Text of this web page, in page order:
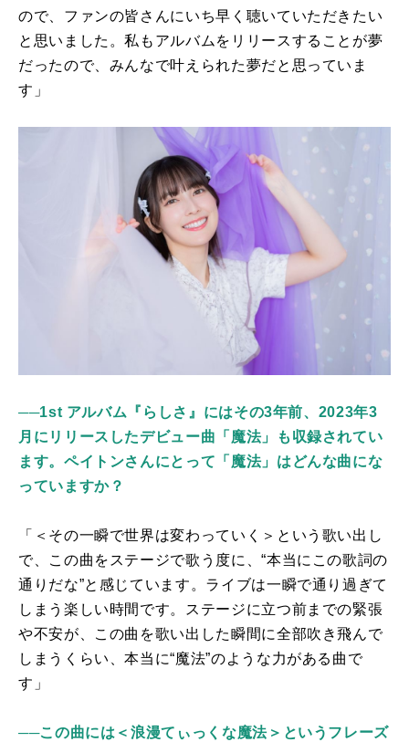
ので、ファンの皆さんにいち早く聴いていただきたい
と思いました。私もアルバムをリリースすることが夢
だったので、みんなで叶えられた夢だと思っていま
す」
──1st アルバム『らしさ』にはその3年前、2023年3
月にリリースしたデビュー曲「魔法」も収録されてい
ます。ペイトンさんにとって「魔法」はどんな曲にな
っていますか？
「＜その一瞬で世界は変わっていく＞という歌い出し
で、この曲をステージで歌う度に、“本当にこの歌詞の
通りだな”と感じています。ライブは一瞬で通り過ぎて
しまう楽しい時間です。ステージに立つ前までの緊張
や不安が、この曲を歌い出した瞬間に全部吹き飛んで
しまうくらい、本当に“魔法”のような力がある曲で
す」
──この曲には＜浪漫てぃっくな魔法＞というフレーズ